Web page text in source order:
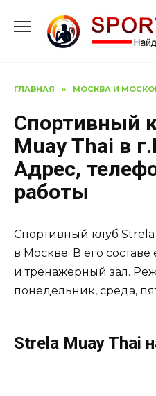
содержанию
ГЛАВНАЯ » МОСКВА И
Спортивный
Muay Thai в
Адрес,
работы
Спортивный клуб
в Москве. В его
и тренажерный зал.
понедельник, среда,
Strela Muay Thai